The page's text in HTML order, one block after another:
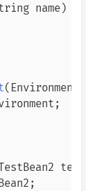
name)
(Environment